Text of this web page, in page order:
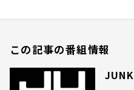
この記事の番組情報
JUNK